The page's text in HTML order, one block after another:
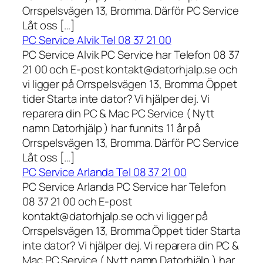
Orrspelsvägen 13, Bromma. Därför PC Service
Låt oss […]
PC Service Alvik Tel 08 37 21 00
PC Service Alvik PC Service har Telefon 08 37
21 00 och E-post kontakt@datorhjalp.se och
vi ligger på Orrspelsvägen 13, Bromma Öppet
tider Starta inte dator? Vi hjälper dej. Vi
reparera din PC & Mac PC Service ( Nytt
namn Datorhjälp ) har funnits 11 år på
Orrspelsvägen 13, Bromma. Därför PC Service
Låt oss […]
PC Service Arlanda Tel 08 37 21 00
PC Service Arlanda PC Service har Telefon
08 37 21 00 och E-post
kontakt@datorhjalp.se och vi ligger på
Orrspelsvägen 13, Bromma Öppet tider Starta
inte dator? Vi hjälper dej. Vi reparera din PC &